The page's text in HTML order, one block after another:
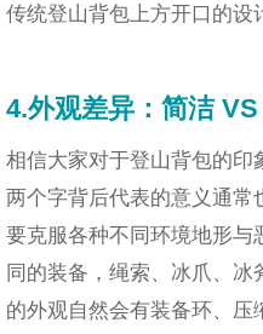
传统登山背包上方开口的设
4.外观差异：简洁
相信大家对于登山背包的
两个字背后代表的意义通
要克服各种不同环境地形与
同的装备，绳索、冰爪、
的外观自然会有装备环、